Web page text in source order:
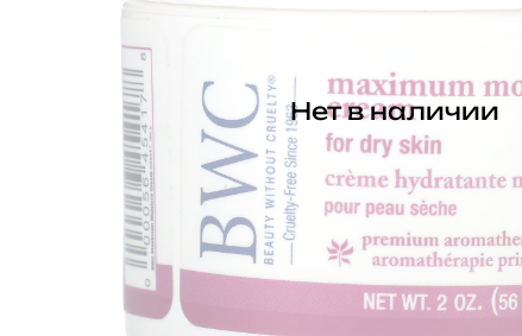
Нет в наличии